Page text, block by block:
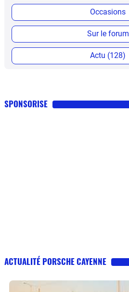
Occasions
Sur le forum
Actu (128)
SPONSORISE
ACTUALITÉ PORSCHE CAYENNE